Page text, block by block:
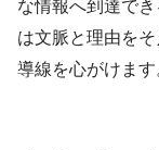
な情報へ到達でき
は文脈と理由を
導線を心がけます